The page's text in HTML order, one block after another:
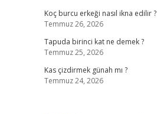
Koç burcu erkeği nasıl ikna edilir ?
Temmuz 26, 2026
Tapuda birinci kat ne demek ?
Temmuz 25, 2026
Kas çizdirmek günah mı ?
Temmuz 24, 2026